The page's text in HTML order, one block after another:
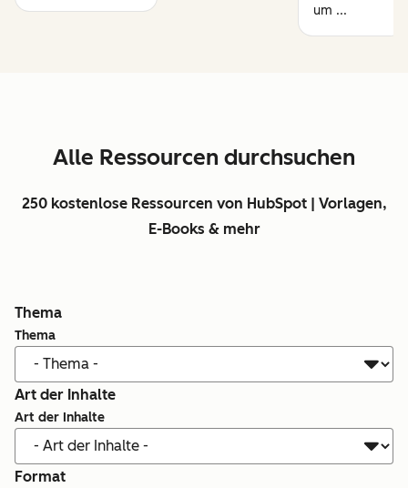
um ...
Alle Ressourcen durchsuchen
250 kostenlose Ressourcen von HubSpot | Vorlagen,
E-Books & mehr
Thema
Thema
Art der Inhalte
Art der Inhalte
Format